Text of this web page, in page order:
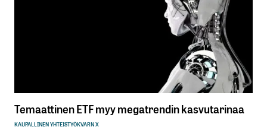
Temaattinen ETF myy megatrendin kasvutarinaa
KAUPALLINEN YHTEISTYÖKVARN X